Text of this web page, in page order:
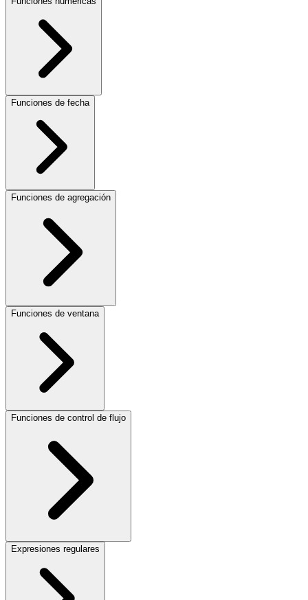
Funciones de fecha
Funciones de agregación
Funciones de ventana
Funciones de control de flujo
Expresiones regulares